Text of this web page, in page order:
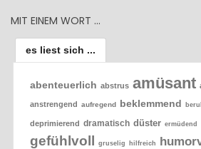
MIT EINEM WORT …
es liest sich ...
abenteuerlich abstrus amüsant
anstrengend aufregend beklemmend
deprimierend dramatisch düster ermüdend
gefühlvoll gruselig hilfreich